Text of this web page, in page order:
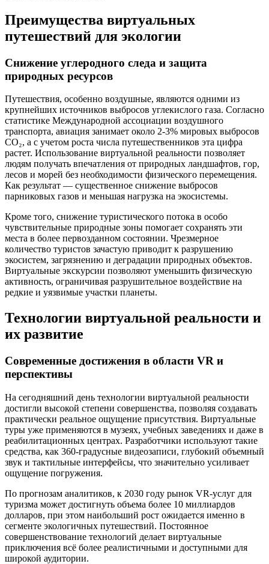
Преимущества виртуальных
путешествий для экологии
Снижение углеродного следа и защита
природных ресурсов
Путешествия, особенно воздушные, являются одними из
крупнейших источников выбросов углекислого газа. Согласно
статистике Международной ассоциации воздушного
транспорта, авиация занимает около 2-3% мировых выбросов
CO₂, а с учетом роста числа путешественников эта цифра
растет. Использование виртуальной реальности позволяет
людям получать впечатления от природных ландшафтов, гор,
лесов и морей без необходимости физического перемещения.
Как результат — существенное снижение выбросов
парниковых газов и меньшая нагрузка на экосистемы.
Кроме того, снижение туристического потока в особо
чувствительные природные зоны помогает сохранять эти
места в более первозданном состоянии. Чрезмерное
количество туристов зачастую приводит к разрушению
экосистем, загрязнению и деградации природных объектов.
Виртуальные экскурсии позволяют уменьшить физическую
активность, ограничивая разрушительное воздействие на
редкие и уязвимые участки планеты.
Технологии виртуальной реальности и
их развитие
Современные достижения в области VR и
перспективы
На сегодняшний день технологии виртуальной реальности
достигли высокой степени совершенства, позволяя создавать
практически реальное ощущение присутствия. Виртуальные
туры уже применяются в музеях, учебных заведениях и даже в
реабилитационных центрах. Разработчики используют такие
средства, как 360-градусные видеозаписи, глубокий объемный
звук и тактильные интерфейсы, что значительно усиливает
ощущение погружения.
По прогнозам аналитиков, к 2030 году рынок VR-услуг для
туризма может достигнуть объема более 10 миллиардов
долларов, при этом наибольший рост ожидается именно в
сегменте экологичных путешествий. Постоянное
совершенствование технологий делает виртуальные
приключения всё более реалистичными и доступными для
широкой аудитории.